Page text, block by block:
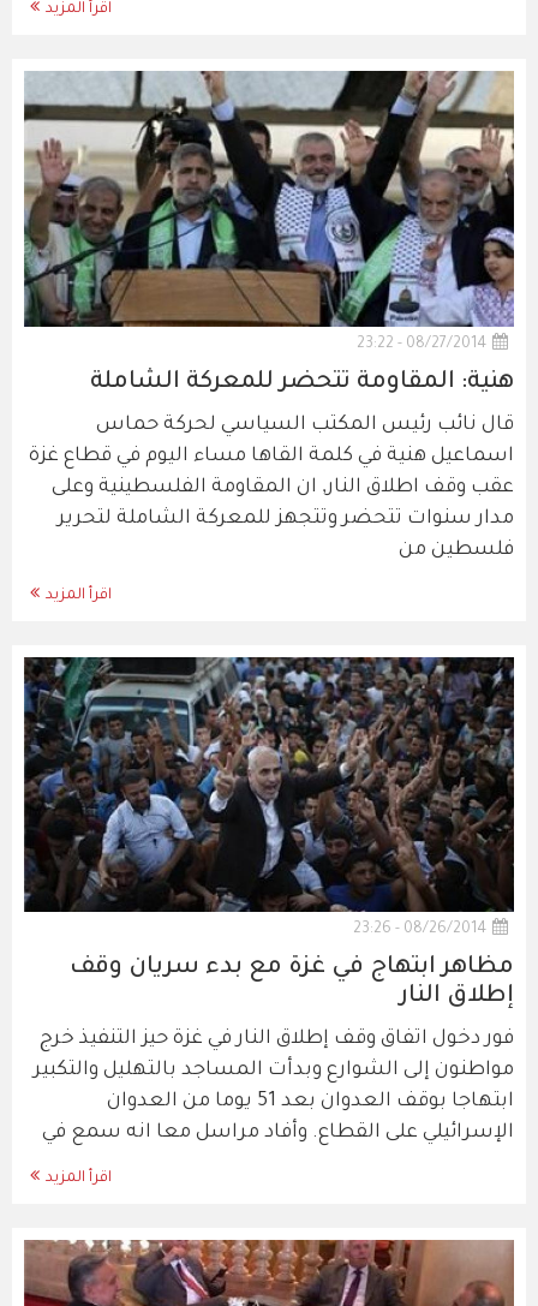
اقرأ المزيد
08/27/2014 - 23:22
هنية: المقاومة تتحضر للمعركة الشاملة
قال نائب رئيس المكتب السياسي لحركة حماس
اسماعيل هنية في كلمة القاها مساء اليوم في قطاع غزة
عقب وقف اطلاق النار, ان المقاومة الفلسطينية وعلى
مدار سنوات تتحضر وتتجهز للمعركة الشاملة لتحرير
فلسطين من
اقرأ المزيد
08/26/2014 - 23:26
مظاهر ابتهاج في غزة مع بدء سريان وقف
إطلاق النار
فور دخول اتفاق وقف إطلاق النار في غزة حيز التنفيذ خرج
مواطنون إلى الشوارع وبدأت المساجد بالتهليل والتكبير
ابتهاجا بوقف العدوان بعد 51 يوما من العدوان
الإسرائيلي على القطاع. وأفاد مراسل معا انه سمع في
اقرأ المزيد